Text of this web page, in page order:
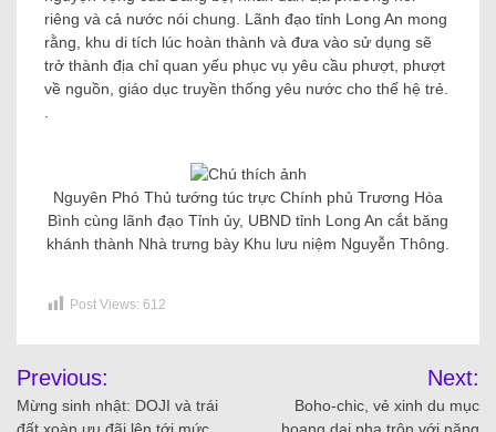
riêng và cả nước nói chung. Lãnh đạo tỉnh Long An mong
rằng, khu di tích lúc hoàn thành và đưa vào sử dụng sẽ
trở thành địa chỉ quan yếu phục vụ yêu cầu phượt, phượt
về nguồn, giáo dục truyền thống yêu nước cho thế hệ trẻ.
.
Nguyên Phó Thủ tướng túc trực Chính phủ Trương Hòa
Bình cùng lãnh đạo Tỉnh ủy, UBND tỉnh Long An cắt băng
khánh thành Nhà trưng bày Khu lưu niệm Nguyễn Thông.
Post Views: 612
Previous:
Mừng sinh nhật: DOJI và trái
Next:
Boho-chic, vẻ xinh du mục